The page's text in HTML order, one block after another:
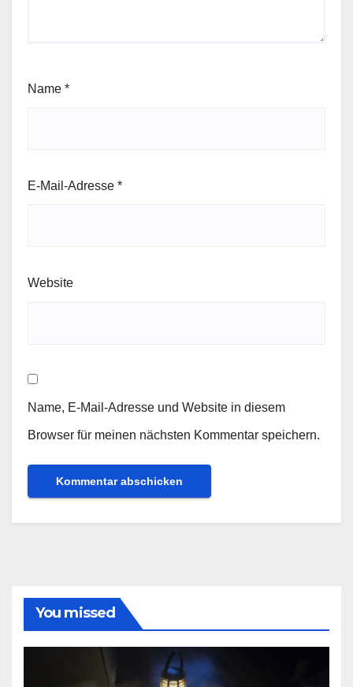
Name *
E-Mail-Adresse *
Website
Name, E-Mail-Adresse und Website in diesem
Browser für meinen nächsten Kommentar speichern.
You missed